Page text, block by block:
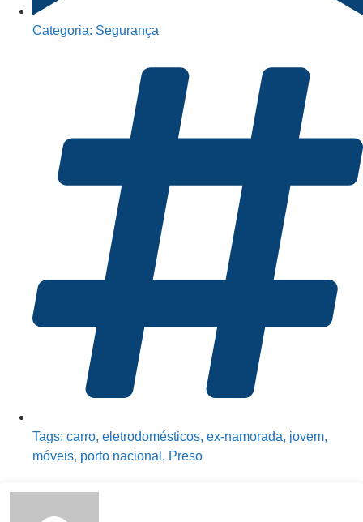
Categoria: Segurança
Tags: carro, eletrodomésticos, ex-namorada, jovem,
móveis, porto nacional , Preso